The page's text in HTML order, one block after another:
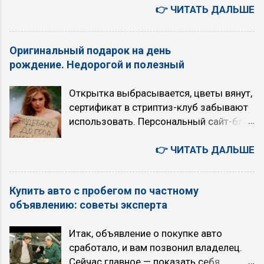
Blocking System — Антиблокировочная
относятся: ESTP, Маршал, Жуков,
этический интроверт, ИЭИ. ENFJ,
Наставник, Гамлет, Этико-интуитивный
Максим Горький, Логико-сенсорный
интроверт, ЛСИ. Ссылка на
знаменитостей 4 квадры , к которой
Штирлиц, Логико-сенсорный
интроверт, ЭИИ. ENFP, Сове...
Искусственный Интеллект или ядерный
автомобили, авто аукционы, история,
бизнес, культура, быт. 您好！若为文心千
议您可联系千帆咨询反馈，网址
https://qianfan.cloud.baidu.com/ 。感谢
您的关注与支持 - как есть. 5 августа.
блога «TRON в зоне RUбля»
точного прогноза землетрясений TRON
(с 2011 года) Вероучение первой в
2007 года) 00:41:21 Сценарии
будущего на 5 лет. Позитивный
👉 ЧИТАТЬ ДАЛЬШЕ
Оригинальный подарок на день
рождение. Недорогой и полезный
Открытка выбрасывается, цветы вянут,
сертификат в стриптиз-клуб забывают
использовать. Персональный сайт-блог
от года становится только дороже без
кого и так всё есть». Это может быть
подарок к дню рождения, свадьбе,
творческому произведению или бизнес
проекту. Или подарок самому (самой)
👉 ЧИТАТЬ ДАЛЬШЕ
Купить авто с пробегом по частному
объявлению: советы эксперта
Итак, объявление о покупке авто
сработало, и вам позвонил владелец.
Сейчас главное — показать себя